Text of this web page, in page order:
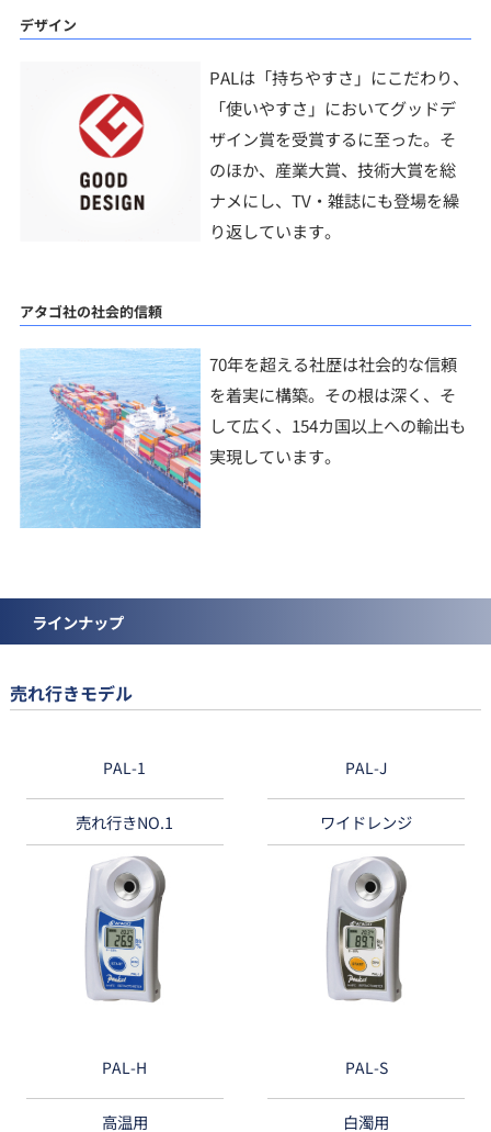
デザイン
PALは「持ちやすさ」にこだわり、
「使いやすさ」においてグッドデ
ザイン賞を受賞するに至った。そ
のほか、産業大賞、技術大賞を総
ナメにし、TV・雑誌にも登場を繰
り返しています。
アタゴ社の社会的信頼
70年を超える社歴は社会的な信頼
を着実に構築。その根は深く、そ
して広く、154カ国以上への輸出も
実現しています。
ラインナップ
売れ行きモデル
PAL-1
売れ行きNO.1
PAL-J
ワイドレンジ
PAL-H
高温用
PAL-S
白濁用